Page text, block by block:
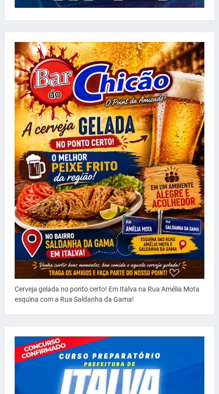
Cerveja gelada no ponto certo! Em Italva na Rua Amélia Mota
esquina com a Rua Saldanha da Gama!